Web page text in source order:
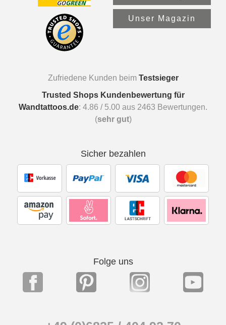
Unser Magazin
Zufriedene Kunden beim Testsieger
Trusted Shops Kundenbewertung für
Wandtattoos.de: 4.86 / 5.00 aus 2463 Bewertungen.
(sehr gut)
Sicher bezahlen
Folge uns